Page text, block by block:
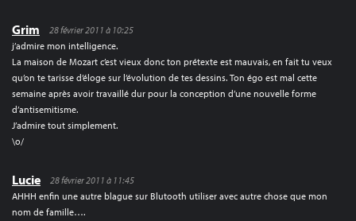
Grim
28 février 2011 à 10:25
j’admire mon intelligence.
La maison de Mozart c’est vieux donc ton prétexte est mauvais, en fait tu veux
qu’on te tarisse d’éloge sur l’évolution de tes dessins. Ton égo est mal cette
semaine après avoir travaillé dur pour la conception d’une nouvelle forme
d’antisemitisme.
J’admire tout simplement.
\o/
Lucie
28 février 2011 à 11:45
AHHH enfin une autre blague sur Blutooth utiliser avec autre chose que mon
nom de famille….